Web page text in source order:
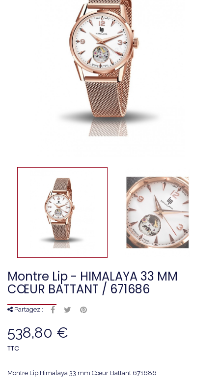
Montre Lip - HIMALAYA 33 MM
CŒUR BATTANT / 671686
Partagez :
538,80 €
TTC
Montre Lip Himalaya 33 mm Cœur Battant 671686